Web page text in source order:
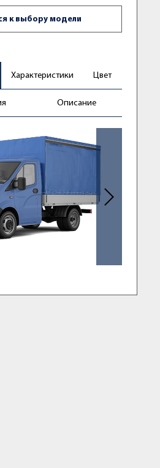
к выбору модели
Характеристики Цвет
Описание
Следующее